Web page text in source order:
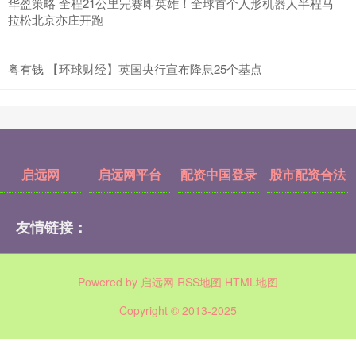
拉松北京亦庄开跑
粤有钱 【环球财经】英国央行宣布降息25个基点
启远网 启远网平台 配资中国登录 股市配资合法
友情链接：
Powered by 启远网 RSS地图 HTML地图
Copyright © 2013-2025